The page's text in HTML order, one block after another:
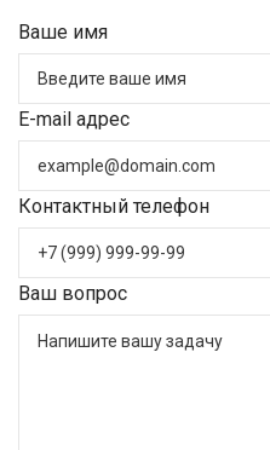
Ваше имя
E-mail адрес
Контактный телефон
Ваш вопрос